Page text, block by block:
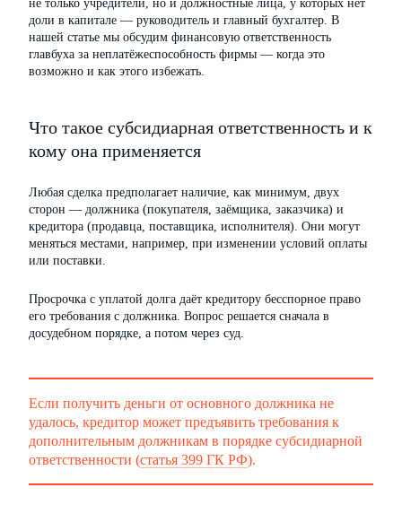
не только учредители, но и должностные лица, у которых нет
доли в капитале — руководитель и главный бухгалтер. В
нашей статье мы обсудим финансовую ответственность
главбуха за неплатёжеспособность фирмы — когда это
возможно и как этого избежать.
Что такое субсидиарная ответственность и к
кому она применяется
Любая сделка предполагает наличие, как минимум, двух
сторон — должника (покупателя, заёмщика, заказчика) и
кредитора (продавца, поставщика, исполнителя). Они могут
меняться местами, например, при изменении условий оплаты
или поставки.
Просрочка с уплатой долга даёт кредитору бесспорное право
его требования с должника. Вопрос решается сначала в
досудебном порядке, а потом через суд.
Если получить деньги от основного должника не
удалось, кредитор может предъявить требования к
дополнительным должникам в порядке субсидиарной
ответственности (статья 399 ГК РФ).